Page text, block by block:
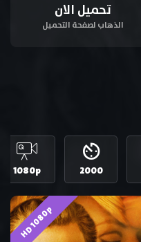
تحميل الان
الذهاب لصفحة التحميل
2000
1080p
HD 1080p